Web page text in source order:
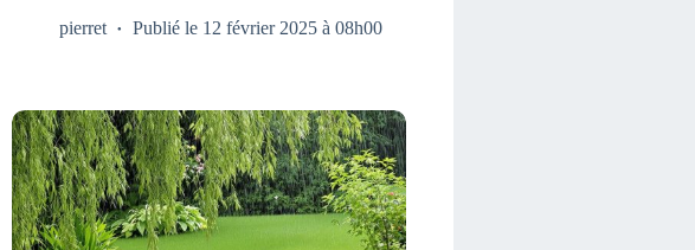
pierret
Publié le 12 février 2025 à 08h00